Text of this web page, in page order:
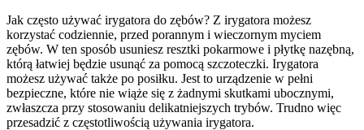
Jak często używać irygatora do zębów? Z irygatora możesz
korzystać codziennie, przed porannym i wieczornym myciem
zębów. W ten sposób usuniesz resztki pokarmowe i płytkę nazębną,
którą łatwiej będzie usunąć za pomocą szczoteczki. Irygatora
możesz używać także po posiłku. Jest to urządzenie w pełni
bezpieczne, które nie wiąże się z żadnymi skutkami ubocznymi,
zwłaszcza przy stosowaniu delikatniejszych trybów. Trudno więc
przesadzić z częstotliwością używania irygatora.